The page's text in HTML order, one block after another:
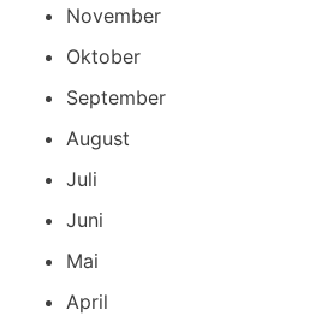
November
Oktober
September
August
Juli
Juni
Mai
April